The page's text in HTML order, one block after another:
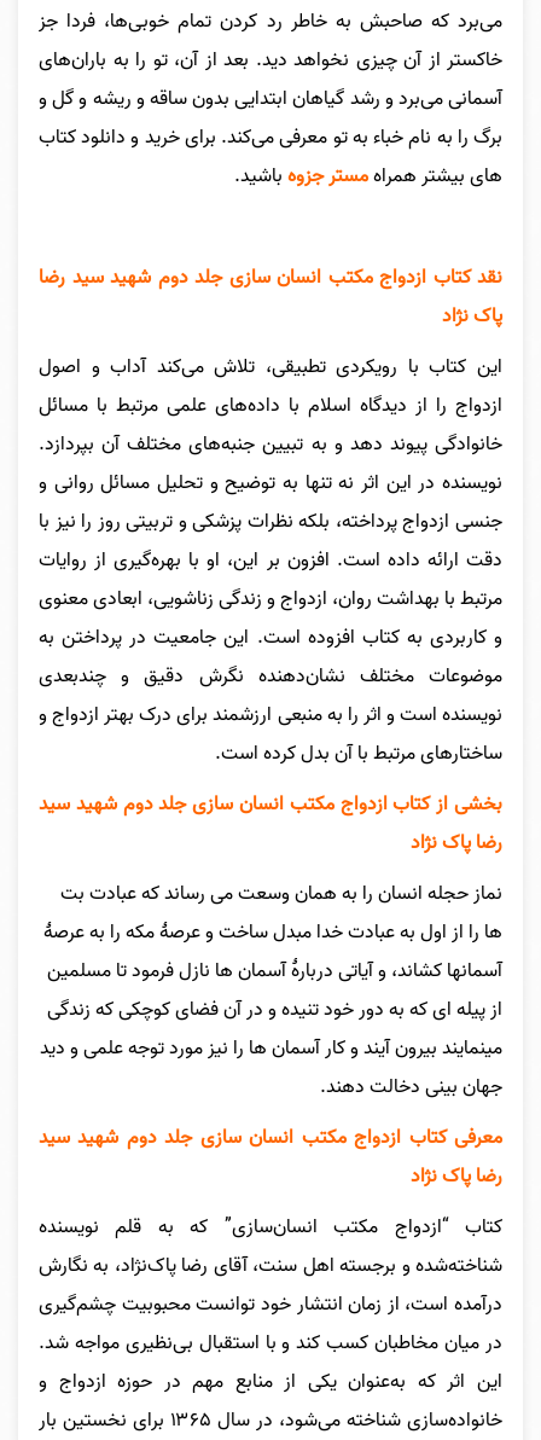
می‌برد که صاحبش به خاطر رد کردن تمام خوبی‌ها، فردا جز
خاکستر از آن چیزی نخواهد دید. بعد از آن، تو را به باران‌های
آسمانی می‌برد و رشد گیاهان ابتدایی بدون ساقه و ریشه و گل و
برگ را به نام خباء به تو معرفی می‌کند. برای خرید و دانلود کتاب
های بیشتر همراهمستر جزوهباشید.
نقد کتاب ازدواج مکتب انسان سازی جلد دوم شهید سید رضا
پاک نژاد
این کتاب با رویکردی تطبیقی، تلاش می‌کند آداب و اصول
ازدواج را از دیدگاه اسلام با داده‌های علمی مرتبط با مسائل
خانوادگی پیوند دهد و به تبیین جنبه‌های مختلف آن بپردازد.
نویسنده در این اثر نه تنها به توضیح و تحلیل مسائل روانی و
جنسی ازدواج پرداخته، بلکه نظرات پزشکی و تربیتی روز را نیز با
دقت ارائه داده است. افزون بر این، او با بهره‌گیری از روایات
مرتبط با بهداشت روان، ازدواج و زندگی زناشویی، ابعادی معنوی
و کاربردی به کتاب افزوده است. این جامعیت در پرداختن به
موضوعات مختلف نشان‌دهنده نگرش دقیق و چندبعدی
نویسنده است و اثر را به منبعی ارزشمند برای درک بهتر ازدواج و
ساختارهای مرتبط با آن بدل کرده است.
بخشی از کتاب ازدواج مکتب انسان سازی جلد دوم شهید سید
رضا پاک نژاد
نماز حجله انسان را به همان وسعت می رساند که عبادت بت
ها را از اول به عبادت خدا مبدل ساخت و عرصۀ مکه را به عرصۀ
آسمانها کشاند، و آیاتی دربارۀ آسمان ها نازل فرمود تا مسلمین
از پیله ای که به دور خود تنیده و در آن فضای کوچکی که زندگی
مینمایند بیرون آیند و کار آسمان ها را نیز مورد توجه علمی و دید
جهان بینی دخالت دهند.
معرفی کتاب ازدواج مکتب انسان سازی جلد دوم شهید سید
رضا پاک نژاد
کتاب “ازدواج مکتب انسان‌سازی” که به قلم نویسنده
شناخته‌شده و برجسته اهل سنت، آقای رضا پاک‌نژاد، به نگارش
درآمده است، از زمان انتشار خود توانست محبوبیت چشم‌گیری
در میان مخاطبان کسب کند و با استقبال بی‌نظیری مواجه شد.
این اثر که به‌عنوان یکی از منابع مهم در حوزه ازدواج و
خانواده‌سازی شناخته می‌شود، در سال ۱۳۶۵ برای نخستین بار